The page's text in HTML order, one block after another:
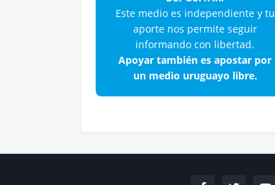
Este medio es independiente y tu
aporte nos permite seguir
informando con libertad.
Apoyar también es apostar por
un medio uruguayo libre.